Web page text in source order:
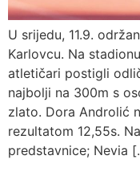
U srijedu, 11.9.
Karlovcu. Na
atletičari postigli
najbolji na 300m s
zlato. Dora Androlić
rezultatom 12,55s.
predstavnice; Nevia